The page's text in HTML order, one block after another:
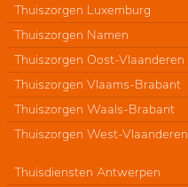
Thuiszorgen Luxemburg
Thuiszorgen Namen
Thuiszorgen Oost-Vlaanderen
Thuiszorgen Vlaams-Brabant
Thuiszorgen Waals-Brabant
Thuiszorgen West-Vlaanderen
Thuisdiensten Antwerpen